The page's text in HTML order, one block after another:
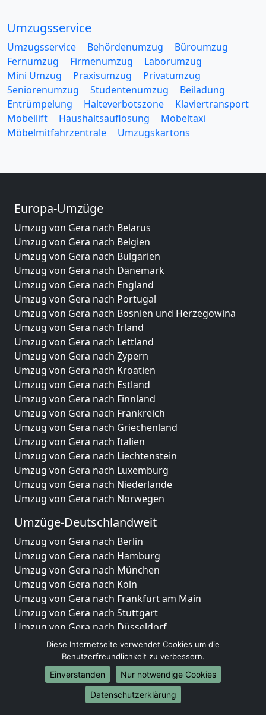
Umzugsservice
Umzugsservice Behördenumzug
Büroumzug
Fernumzug
Firmenumzug
Laborumzug
Mini Umzug
Praxisumzug
Privatumzug
Seniorenumzug
Studentenumzug
Beiladung
Entrümpelung
Halteverbotszone
Klaviertransport
Möbellift
Haushaltsauflösung
Möbeltaxi
Möbelmitfahrzentrale
Umzugskartons
Europa-Umzüge
Umzug von Gera nach Belarus
Umzug von Gera nach Belgien
Umzug von Gera nach Bulgarien
Umzug von Gera nach Dänemark
Umzug von Gera nach England
Umzug von Gera nach Portugal
Umzug von Gera nach Bosnien und Herzegowina
Umzug von Gera nach Irland
Umzug von Gera nach Lettland
Umzug von Gera nach Zypern
Umzug von Gera nach Kroatien
Umzug von Gera nach Estland
Umzug von Gera nach Finnland
Umzug von Gera nach Frankreich
Umzug von Gera nach Griechenland
Umzug von Gera nach Italien
Umzug von Gera nach Liechtenstein
Umzug von Gera nach Luxemburg
Umzug von Gera nach Niederlande
Umzug von Gera nach Norwegen
Umzüge-Deutschlandweit
Umzug von Gera nach Berlin
Umzug von Gera nach Hamburg
Umzug von Gera nach München
Umzug von Gera nach Köln
Umzug von Gera nach Frankfurt am Main
Umzug von Gera nach Stuttgart
Umzug von Gera nach Düsseldorf
Umzug von Gera nach Leipzig
Umzug von Gera nach Dortmund
Umzug von Gera nach Essen
Umzug von Gera nach Bremen
Umzug von Gera nach Dresden
Diese Internetseite verwendet Cookies um die
Benutzerfreundlichkeit zu verbessern.
Einverstanden
Nur notwendige Cookies
Datenschutzerklärung